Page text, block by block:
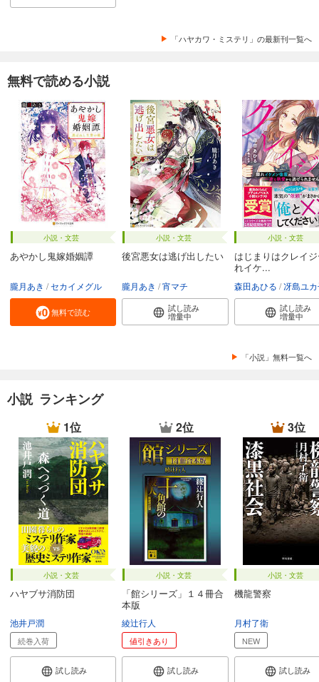
「ハヤカワ・ミステリ」の最新刊一覧へ
無料で読める小説
小説・文芸
あやかし鬼嫁婚姻譚
朧月あき セカイメグル
無料で読む
小説・文芸
後宮悪女は逃げ出したい
朧月あき 宵マチ
試し読み
増量中
小説・文芸
はじまりはクレイ
れイケ...
森田あひる 冴島ユ
試し読み
増量中
「小説」無料一覧へ
小説 ランキング
1位
小説・文芸
ハヤブサ消防団
池井戸潤
続巻入荷
試し読み
2位
小説・文芸
「館シリーズ」１４冊合
本版
綾辻行人
値引きあり
試し読み
3位
小説・文芸
機龍警察
月村了衛
NEW
試し読み